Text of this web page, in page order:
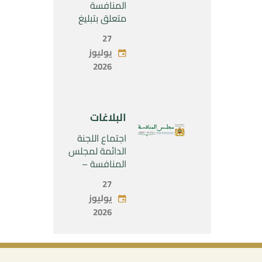
المنافسة
متعلق بتبليغ
مشروع عملية
تركيز اقتصادي
يخص تولي
شركة « Fives
Industries SAS
»
27
يوليوز
2026
البلاغات
اجتماع اللجنة
الدائمة لمجلس
المنافسة –
2026
27
يوليوز
2026